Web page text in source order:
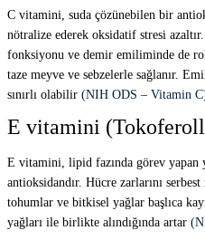
C vitamini, suda çözünebilen bir
nötralize ederek oksidatif stresi
fonksiyonu ve demir emiliminde de
taze meyve ve sebzelerle sağlanır.
sınırlı olabilir (NIH ODS – Vitamin
E vitamini
E vitamini, lipid fazında görev yapan
antioksidandır. Hücre zarlarını
tohumlar ve bitkisel yağlar başlıca
yağları ile birlikte alındığında artar